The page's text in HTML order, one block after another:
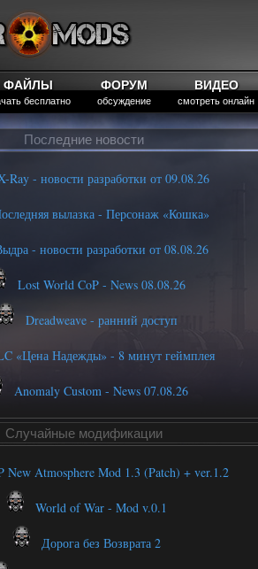
ФАЙЛЫ
бесплатно
ФОРУМ
обсуждение
ВИДЕО
смотреть онлайн
Последние новости
Ray - новости разработки от 09.08.26
вылазка - Персонаж «Кошка»
- новости разработки от 08.08.26
Lost World CoP - News 08.08.26
Dreadweave - ранний доступ
«Цена Надежды» - 8 минут геймплея
Anomaly Custom - News 07.08.26
Случайные модификации
New Atmosphere Mod 1.3 (Patch) + ver.1.2
World of War - Mod v.0.1
Дорога без Возврата 2